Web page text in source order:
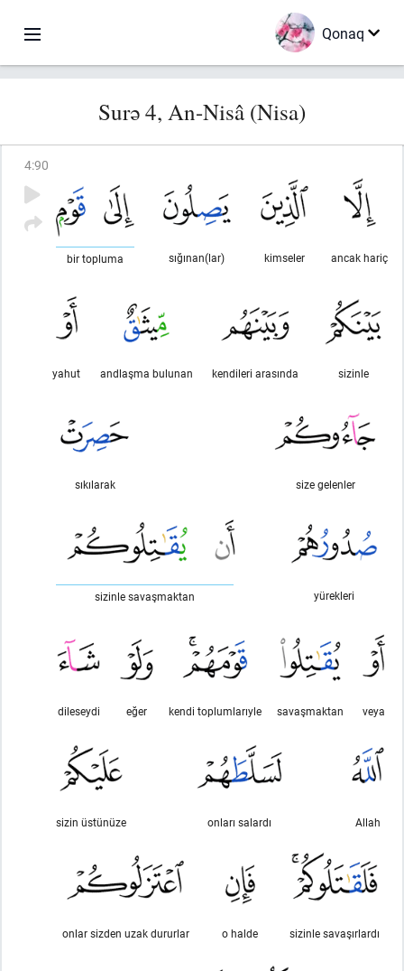
Qonaq
Surə 4, An-Nisâ (Nisa)
4:90
ancak hariç
kimseler
sığınan(lar)
bir topluma
sizinle
kendileri arasında
andlaşma bulunan
yahut
size gelenler
sıkılarak
yürekleri
sizinle savaşmaktan
veya
savaşmaktan
kendi toplumlarıyle
eğer
dileseydi
Allah
onları salardı
sizin üstünüze
sizinle savaşırlardı
o halde
onlar sizden uzak dururlar